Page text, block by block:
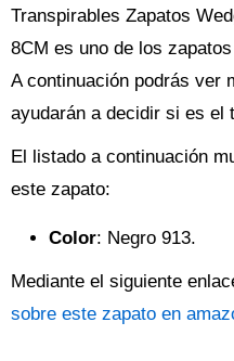
Transpirables Zapatos
8CM es uno de los
A continuación podrás ver
ayudarán a decidir si es el
El listado a continuación
este zapato:
Color: Negro 913.
Mediante el siguiente
sobre este zapato en